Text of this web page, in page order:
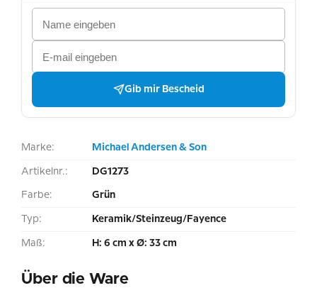
Gib mir Bescheid
Marke: Michael Andersen & Son
Artikelnr.: DG1273
Farbe: Grün
Typ: Keramik/Steinzeug/Fayence
Maß: H: 6 cm x Ø: 33 cm
Über die Ware